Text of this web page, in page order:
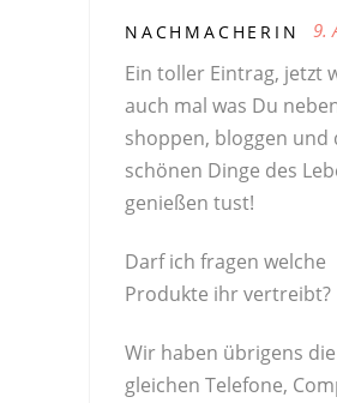
NACHMACHERIN 9.
Ein toller Eintrag, jetzt
auch mal was Du
shoppen, bloggen und
schönen Dinge des
genießen tust!
Darf ich fragen welche
Produkte ihr vertreibt?
Wir haben übrigens die
gleichen Telefone,